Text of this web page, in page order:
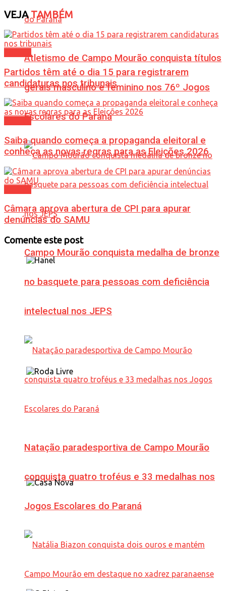
Atletismo de Campo Mourão conquista títulos
gerais masculino e feminino nos 76º Jogos
Escolares do Paraná
Campo Mourão conquista medalha de bronze
no basquete para pessoas com deficiência
intelectual nos JEPS
Natação paradesportiva de Campo Mourão
conquista quatro troféus e 33 medalhas nos
Jogos Escolares do Paraná
VEJATAMBÉM
Partidos têm até o dia 15 para registrarem
candidaturas nos tribunais
Saiba quando começa a propaganda eleitoral e
conheça as novas regras para as Eleições 2026
Câmara aprova abertura de CPI para apurar
denúncias do SAMU
Comente este post